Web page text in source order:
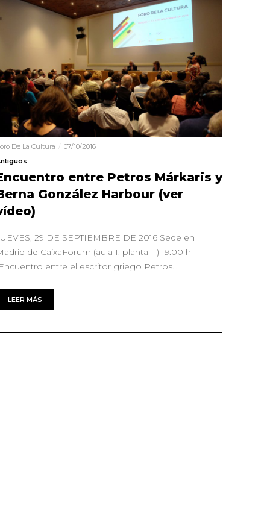
De La Cultura
07/10/2016
entre Petros Márkaris y
González Harbour (ver
29 DE SEPTIEMBRE DE 2016 Sede en
de CaixaForum (aula 1, planta -1) 19.00 h –
entre el escritor griego Petros…
LEER MÁS